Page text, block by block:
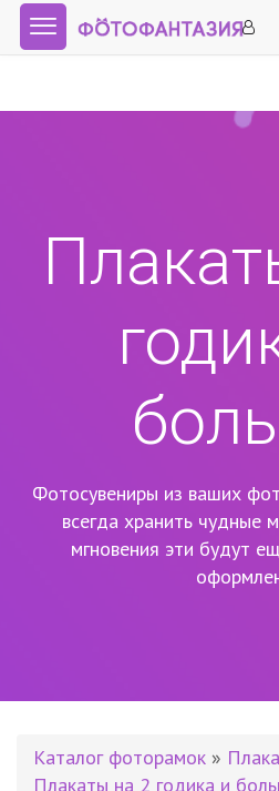
Фотосувениры из ваших
всегда хранить чудные
мгновения эти будут
Каталог фоторамок »
Плакаты на 2 годика и